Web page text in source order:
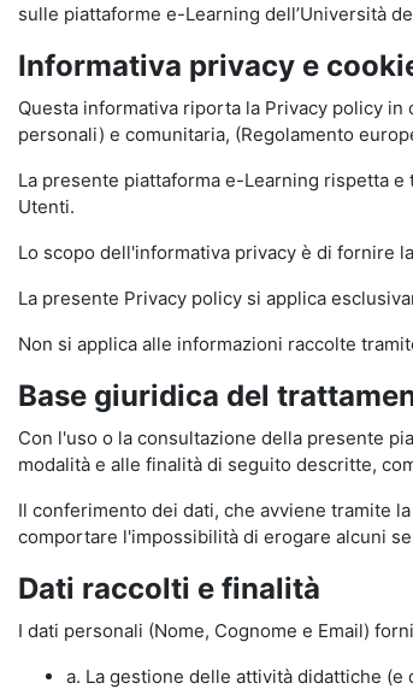
sulle piattaforme e-Learning dell’Università
Informativa privacy e
Questa informativa riporta la Privacy policy
personali) e comunitaria, (Regolamento
La presente piattaforma e-Learning rispetta
Utenti.
Lo scopo dell'informativa privacy è di fornire
La presente Privacy policy si applica
Non si applica alle informazioni raccolte
Base giuridica del
Con l'uso o la consultazione della presente
modalità e alle finalità di seguito descritte,
Il conferimento dei dati, che avviene tramite
comportare l'impossibilità di erogare alcuni
Dati raccolti e finalità
I dati personali (Nome, Cognome e Email)
a. La gestione delle attività didattiche